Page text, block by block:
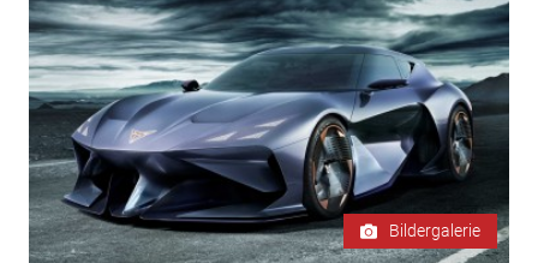
Bildergalerie